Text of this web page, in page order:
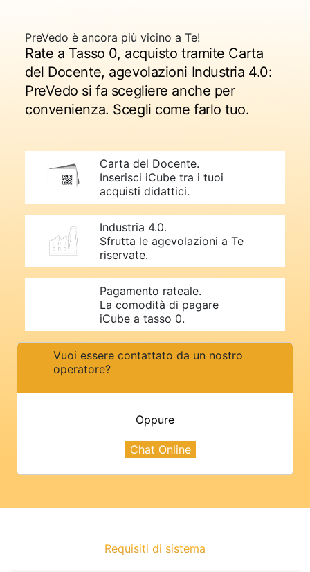
PreVedo è ancora più vicino a Te!
Rate a Tasso 0, acquisto tramite Carta
del Docente, agevolazioni Industria 4.0:
PreVedo si fa scegliere anche per
convenienza. Scegli come farlo tuo.
Carta del Docente.
Inserisci iCube tra i tuoi
acquisti didattici.
Industria 4.0.
Sfrutta le agevolazioni a Te
riservate.
Pagamento rateale.
La comodità di pagare
iCube a tasso 0.
Vuoi essere contattato da un nostro
operatore?
Oppure
Chat Online
Requisiti di sistema